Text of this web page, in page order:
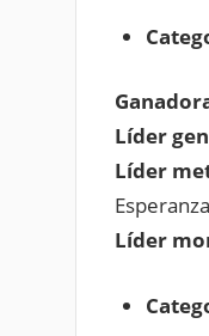
Líder
Líder
Esperanza
Líder